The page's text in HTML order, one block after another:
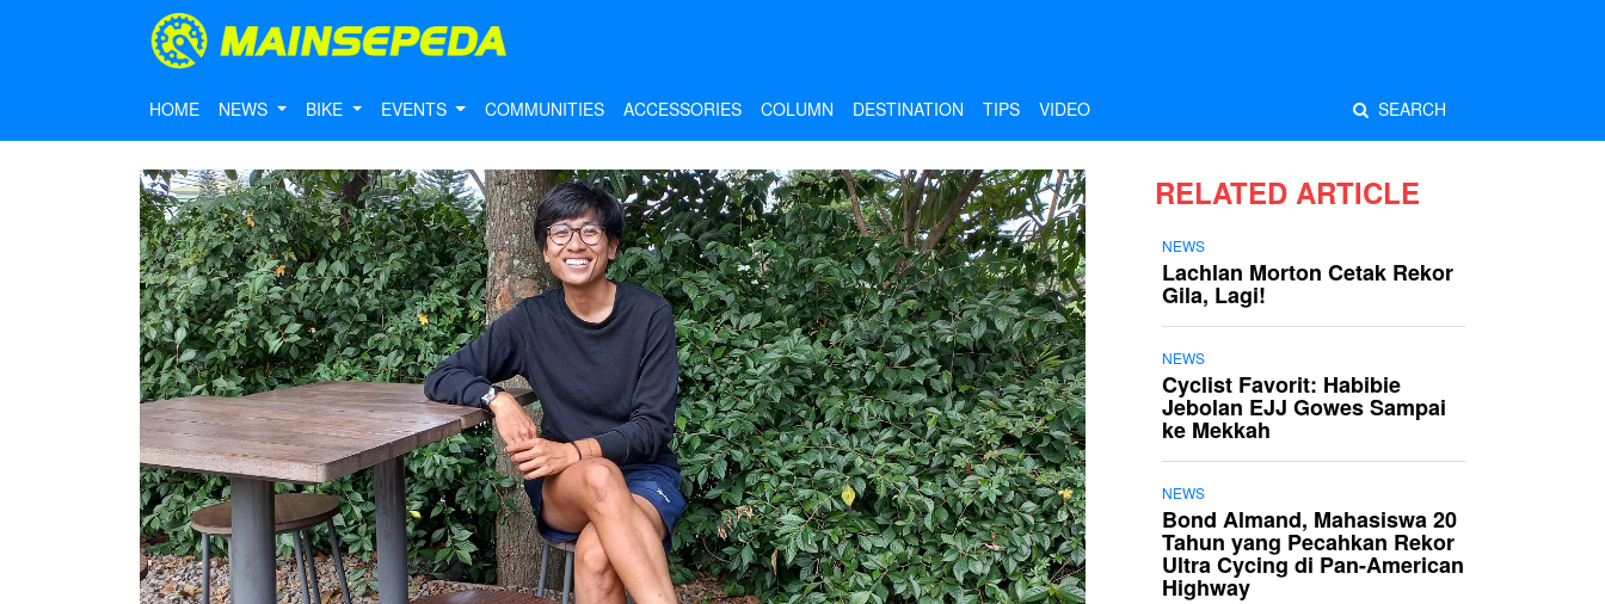
HOME NEWS BIKE EVENTS COMMUNITIES ACCESSORIES COLUMN DESTINATION TIPS VIDEO SEARCH
RELATED ARTICLE
NEWS
Lachlan Morton Cetak Rekor
Gila, Lagi!
NEWS
Cyclist Favorit: Habibie
Jebolan EJJ Gowes Sampai
ke Mekkah
NEWS
Bond Almand, Mahasiswa 20
Tahun yang Pecahkan Rekor
Ultra Cycing di Pan-American
Highway